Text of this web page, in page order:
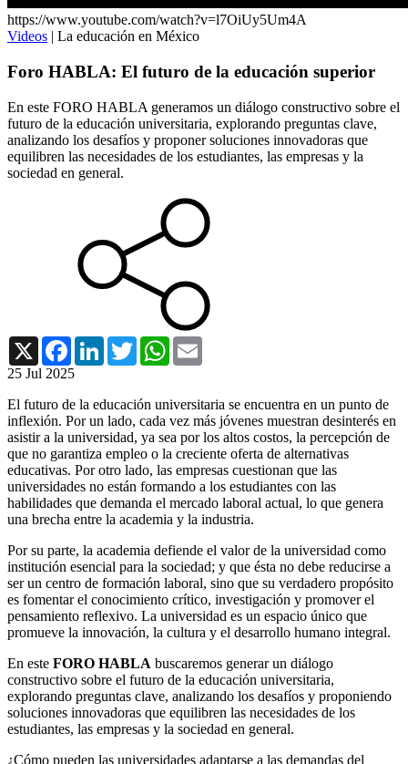
https://www.youtube.com/watch?v=l7OiUy5Um4A
Videos | La educación en México
Foro HABLA: El futuro de la educación superior
En este FORO HABLA generamos un diálogo constructivo sobre el
futuro de la educación universitaria, explorando preguntas clave,
analizando los desafíos y proponer soluciones innovadoras que
equilibren las necesidades de los estudiantes, las empresas y la
sociedad en general.
X FacebookLinkedInTwitterWhatsApp
25 Jul 2025
El futuro de la educación universitaria se encuentra en un punto de
inflexión. Por un lado, cada vez más jóvenes muestran desinterés en
asistir a la universidad, ya sea por los altos costos, la percepción de
que no garantiza empleo o la creciente oferta de alternativas
educativas. Por otro lado, las empresas cuestionan que las
universidades no están formando a los estudiantes con las
habilidades que demanda el mercado laboral actual, lo que genera
una brecha entre la academia y la industria.
Por su parte, la academia defiende el valor de la universidad como
institución esencial para la sociedad; y que ésta no debe reducirse a
ser un centro de formación laboral, sino que su verdadero propósito
es fomentar el conocimiento crítico, investigación y promover el
pensamiento reflexivo. La universidad es un espacio único que
promueve la innovación, la cultura y el desarrollo humano integral.
En este FORO HABLA buscaremos generar un diálogo
constructivo sobre el futuro de la educación universitaria,
explorando preguntas clave, analizando los desafíos y proponiendo
soluciones innovadoras que equilibren las necesidades de los
estudiantes, las empresas y la sociedad en general.
¿Cómo pueden las universidades adaptarse a las demandas del